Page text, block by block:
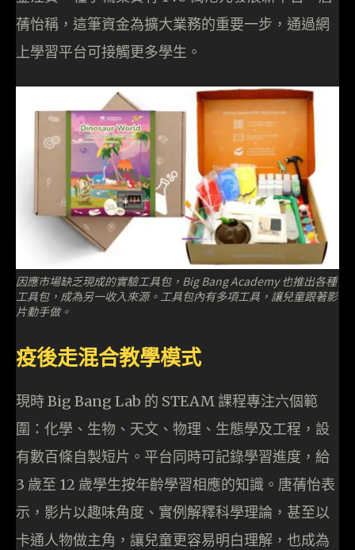
蒨怡稱，這筆資金為擴大業務的重要一步，通過網
上學習平台可接觸更多學生。
因應市場缺乏現成的實驗工具包，Big Bang Academy 也推出各種
工具包，成為另一收入來源。工具包內有多項工具，讓兒童跟著影
片動手做。
疫後走混合教學模式
現時 Big Bang Lab 的 STEAM 課程專注六個範
圍：化學、生物、天文、物理、生態學及工程，設
有數百條自製短片。平台同時可記錄學習進度，給
3 歲至 12 歲學生按年齡學習相應的知識。唐蒨怡表
示，影片以趣味角度、實例解釋科學理論，甚至以
卡通人物做主角，讓兒童更容易明白理解，也成為